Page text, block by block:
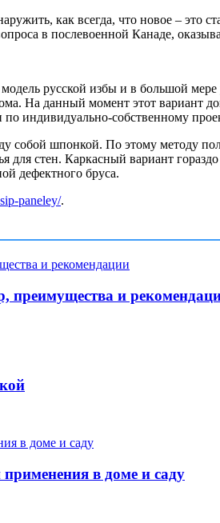
как всегда, что новое – это
в послевоенной Канаде,
русской избы и в большой
На данный момент этот вариант
индивидуально-собственному
собой шпонкой. По этому методу
для стен. Каркасный вариант
дефектного бруса.
paneley/.
преимущества и
в доме и саду